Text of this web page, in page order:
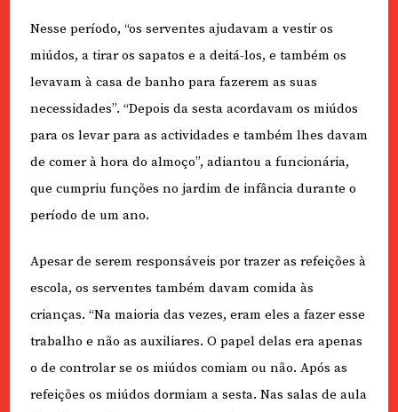
Nesse período, “os serventes ajudavam a vestir os
miúdos, a tirar os sapatos e a deitá-los, e também os
levavam à casa de banho para fazerem as suas
necessidades”. “Depois da sesta acordavam os miúdos
para os levar para as actividades e também lhes davam
de comer à hora do almoço”, adiantou a funcionária,
que cumpriu funções no jardim de infância durante o
período de um ano.
Apesar de serem responsáveis por trazer as refeições à
escola, os serventes também davam comida às
crianças. “Na maioria das vezes, eram eles a fazer esse
trabalho e não as auxiliares. O papel delas era apenas
o de controlar se os miúdos comiam ou não. Após as
refeições os miúdos dormiam a sesta. Nas salas de aula